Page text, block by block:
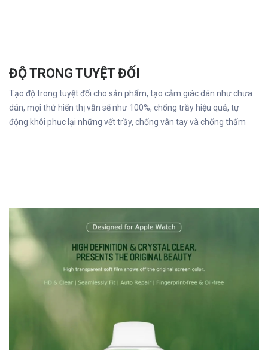
ĐỘ TRONG TUYỆT ĐỐI
Tạo độ trong tuyệt đối cho sản phẩm, tạo cảm giác dán như chưa
dán, mọi thứ hiển thị vẫn sẽ như 100%, chống trầy hiệu quả, tự
động khôi phục lại những vết trầy, chống vân tay và chống thấm